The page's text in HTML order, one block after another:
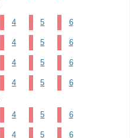
4 5 6
4 5 6
4 5 6
4 5 6
4 5 6
4 5 6